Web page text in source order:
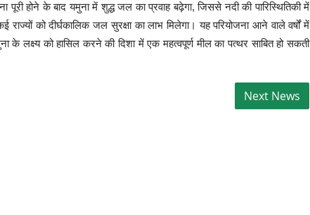
पूरी होने के बाद यमुना में शुद्ध जल का प्रवाह बढ़ेगा, जिससे नदी की पारिस्थितिकी में
राज्यों को दीर्घकालिक जल सुरक्षा का लाभ मिलेगा। यह परियोजना आने वाले वर्षों में
के लक्ष्य को हासिल करने की दिशा में एक महत्वपूर्ण मील का पत्थर साबित हो सकती